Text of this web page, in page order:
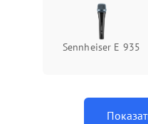
Sennheiser E 935